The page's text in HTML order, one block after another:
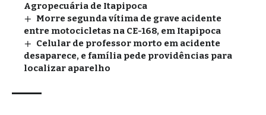
Agropecuária de Itapipoca
Morre segunda vítima de grave acidente
entre motocicletas na CE-168, em Itapipoca
Celular de professor morto em acidente
desaparece, e família pede providências para
localizar aparelho